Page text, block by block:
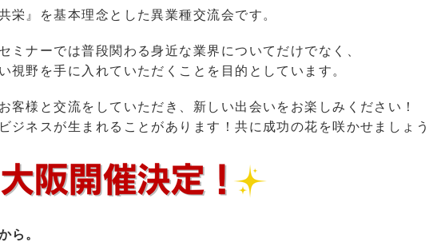
栄』を基本理念とした異業種交流会です。
ミナーでは普段関わる身近な業界についてだけでなく、
視野を手に入れていただくことを目的としています。
客様と交流をしていただき、新しい出会いをお楽しみください！
ジネスが生まれることがあります！共に成功の花を咲かせましょう
ら。